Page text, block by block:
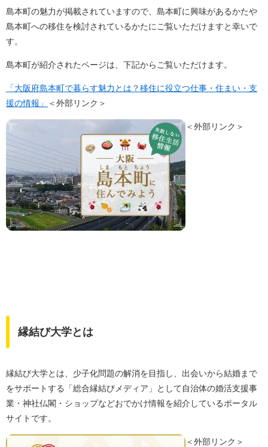
島本町の魅力が掲載されていますので、島本町に興味があるかたや
島本町への移住を検討されているかたにご覧いただけますと幸いで
す。
島本町が紹介されたページは、下記からご覧いただけます。
「大阪府島本町で暮らす魅力とは？移住に役立つ仕事・住まい・支
援の情報」
＜外部リンク＞
＜外部リンク＞
縁結び大学とは
縁結び大学とは、少子化問題の解消を目指し、出会いから結婚まで
をサポートする「総合縁結びメディア」として自治体の婚活支援事
業・神社仏閣・ショップなどおでかけ情報を紹介しているポータル
サイトです。
＜外部リンク＞